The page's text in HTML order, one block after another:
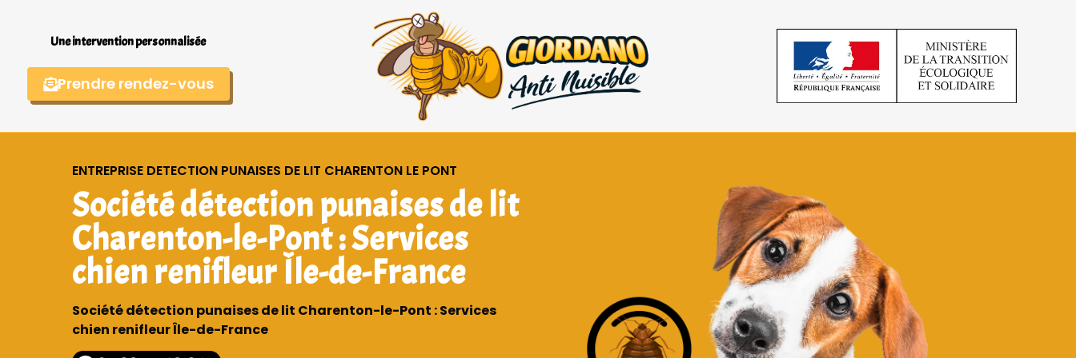
Une intervention personnalisée
Prendre rendez-vous
ENTREPRISE DETECTION PUNAISES DE LIT CHARENTON LE PONT
Société détection punaises de lit
Charenton-le-Pont : Services
chien renifleur Île-de-France
Société détection punaises de lit Charenton-le-Pont : Services
chien renifleur Île-de-France